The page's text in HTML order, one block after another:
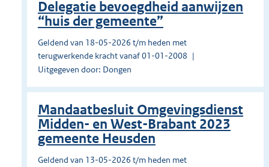
Delegatie bevoegdheid aanwijzen
“huis der gemeente”
Geldend van 18-05-2026 t/m heden met
terugwerkende kracht vanaf 01-01-2008
Uitgegeven door: Dongen
Mandaatbesluit Omgevingsdienst
Midden- en West-Brabant 2023
gemeente Heusden
Geldend van 13-05-2026 t/m heden met